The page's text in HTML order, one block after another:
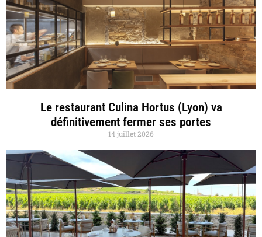
Le restaurant Culina Hortus (Lyon) va
définitivement fermer ses portes
14 juillet 2026